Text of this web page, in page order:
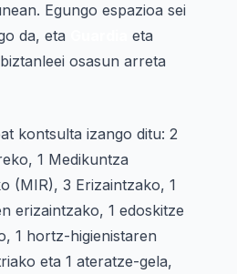
Egungo espazioa sei
da, eta
eta
osasun arreta
kontsulta izango ditu: 2
1 Medikuntza
(MIR), 3 Erizaintzako, 1
erizaintzako, 1 edoskitze
1 hortz-higienistaren
eta 1 ateratze-gela,